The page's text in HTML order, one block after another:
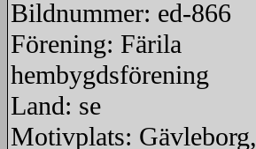
Bildnummer: ed-866
Förening: Färila
hembygdsförening
Land: se
Motivplats: Gävleborg,